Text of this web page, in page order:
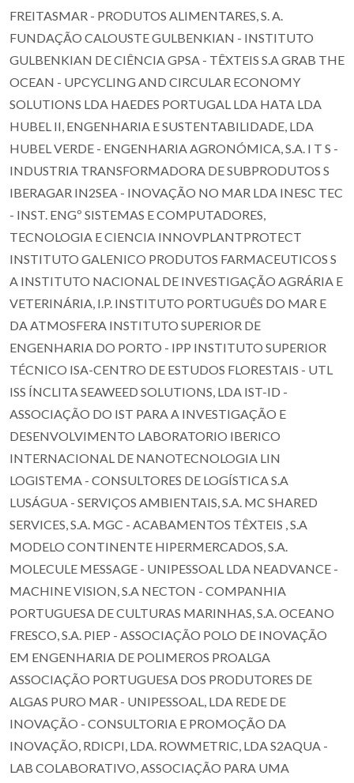
FREITASMAR - PRODUTOS ALIMENTARES, S. A.
FUNDAÇÃO CALOUSTE GULBENKIAN - INSTITUTO
GULBENKIAN DE CIÊNCIA GPSA - TÊXTEIS S.A GRAB THE
OCEAN - UPCYCLING AND CIRCULAR ECONOMY
SOLUTIONS LDA HAEDES PORTUGAL LDA HATA LDA
HUBEL II, ENGENHARIA E SUSTENTABILIDADE, LDA
HUBEL VERDE - ENGENHARIA AGRONÓMICA, S.A. I T S -
INDUSTRIA TRANSFORMADORA DE SUBPRODUTOS S
IBERAGAR IN2SEA - INOVAÇÃO NO MAR LDA INESC TEC
- INST. ENGº SISTEMAS E COMPUTADORES,
TECNOLOGIA E CIENCIA INNOVPLANTPROTECT
INSTITUTO GALENICO PRODUTOS FARMACEUTICOS S
A INSTITUTO NACIONAL DE INVESTIGAÇÃO AGRÁRIA E
VETERINÁRIA, I.P. INSTITUTO PORTUGUÊS DO MAR E
DA ATMOSFERA INSTITUTO SUPERIOR DE
ENGENHARIA DO PORTO - IPP INSTITUTO SUPERIOR
TÉCNICO ISA-CENTRO DE ESTUDOS FLORESTAIS - UTL
ISS ÍNCLITA SEAWEED SOLUTIONS, LDA IST-ID -
ASSOCIAÇÃO DO IST PARA A INVESTIGAÇÃO E
DESENVOLVIMENTO LABORATORIO IBERICO
INTERNACIONAL DE NANOTECNOLOGIA LIN
LOGISTEMA - CONSULTORES DE LOGÍSTICA S.A
LUSÁGUA - SERVIÇOS AMBIENTAIS, S.A. MC SHARED
SERVICES, S.A. MGC - ACABAMENTOS TÊXTEIS , S.A
MODELO CONTINENTE HIPERMERCADOS, S.A.
MOLECULE MESSAGE - UNIPESSOAL LDA NEADVANCE -
MACHINE VISION, S.A NECTON - COMPANHIA
PORTUGUESA DE CULTURAS MARINHAS, S.A. OCEANO
FRESCO, S.A. PIEP - ASSOCIAÇÃO POLO DE INOVAÇÃO
EM ENGENHARIA DE POLIMEROS PROALGA
ASSOCIAÇÃO PORTUGUESA DOS PRODUTORES DE
ALGAS PURO MAR - UNIPESSOAL, LDA REDE DE
INOVAÇÃO - CONSULTORIA E PROMOÇÃO DA
INOVAÇÃO, RDICPI, LDA. ROWMETRIC, LDA S2AQUA -
LAB COLABORATIVO, ASSOCIAÇÃO PARA UMA